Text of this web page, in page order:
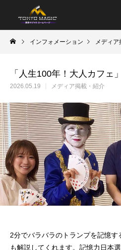
インフォメーション メディ
「人生100年！大人カフェ」
2026.05.19 メディア掲載・紹介
2分でバラバラのトランプを記憶
も解説してくれます。記憶力日本